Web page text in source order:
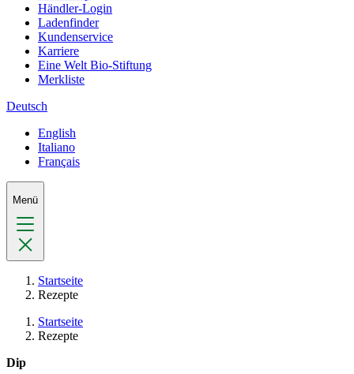
Händler-Login
Ladenfinder
Kundenservice
Karriere
Eine Welt Bio-Stiftung
Merkliste
Deutsch
English
Italiano
Français
Menü
Startseite
Rezepte
Startseite
Rezepte
Dip